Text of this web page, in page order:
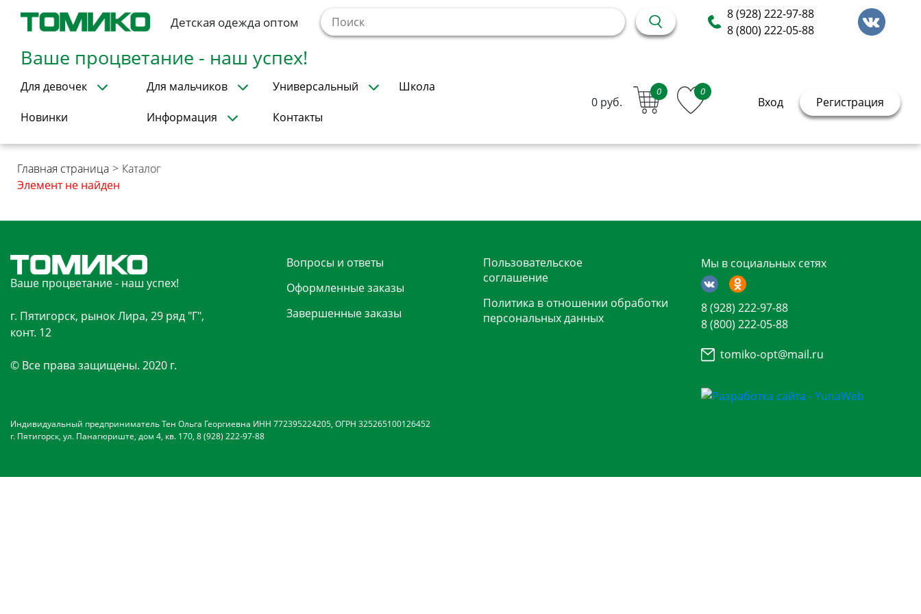
Детская одежда оптом
8 (928) 222-97-88
8 (800) 222-05-88
Ваше процветание - наш успех!
Для девочек Для мальчиков Универсальный Школа
Новинки Информация Контакты
0 руб.
0 0
Вход Регистрация
Главная страница > Каталог
Элемент не найден
Ваше процветание - наш успех!
г. Пятигорск, рынок Лира, 29 ряд "Г",
конт. 12
© Все права защищены. 2020 г.
Вопросы и ответы
Оформленные заказы
Завершенные заказы
Пользовательское
соглашение
Политика в отношении обработки
персональных данных
Мы в социальных сетях
8 (928) 222-97-88
8 (800) 222-05-88
tomiko-opt@mail.ru
Индивидуальный предприниматель Тен Ольга Георгиевна ИНН 772395224205, ОГРН 325265100126452
г. Пятигорск, ул. Панагюриште, дом 4, кв. 170, 8 (928) 222-97-88